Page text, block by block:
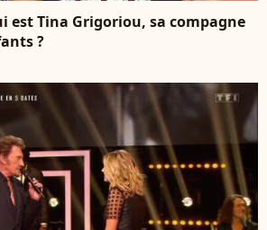
est Tina Grigoriou, sa compagne
?